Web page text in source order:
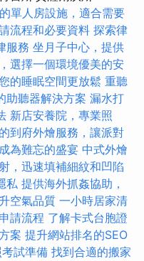
單人房設施，適合需要
流程和必要資料 探索律
服務 坐月子中心，提供
選擇一個環境優美的安
的睡眠空間更放鬆 重聽
助聽器解決方案 漏水打
新店安養院，專業照
到府外燴服務，讓派對
為難忘的盛宴 中式外燴
，迅速填補細紋和凹陷
私 提供海外抓姦協助，
空氣品質 一小時居家清
請流程 了解卡式台胞證
案 提升網站排名的SEO
試準備 找到合適的搬家